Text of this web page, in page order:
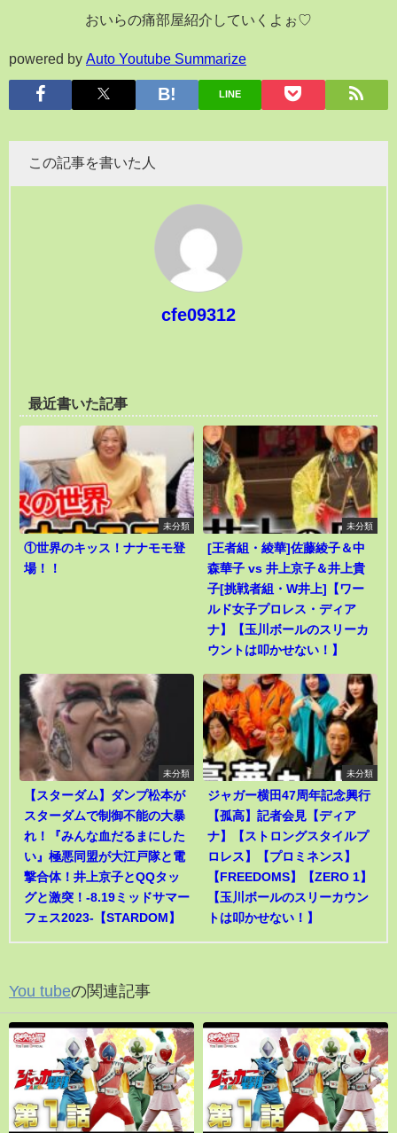
おいらの痛部屋紹介していくよぉ♡
powered by Auto Youtube Summarize
LINE
この記事を書いた人
cfe09312
最近書いた記事
未分類
①世界のキッス！ナナモモ登
場！！
未分類
[王者組・綾華]佐藤綾子＆中
森華子 vs 井上京子＆井上貴
子[挑戦者組・W井上]【ワー
ルド女子プロレス・ディア
ナ】【玉川ボールのスリーカ
ウントは叩かせない！】
未分類
【スターダム】ダンプ松本が
スターダムで制御不能の大暴
れ！『みんな血だるまにした
い』極悪同盟が大江戸隊と電
撃合体！井上京子とQQタッ
グと激突！-8.19ミッドサマー
フェス2023-【STARDOM】
未分類
ジャガー横田47周年記念興行
【孤高】記者会見【ディア
ナ】【ストロングスタイルプ
ロレス】【プロミネンス】
【FREEDOMS】【ZERO 1】
【玉川ボールのスリーカウン
トは叩かせない！】
You tubeの関連記事